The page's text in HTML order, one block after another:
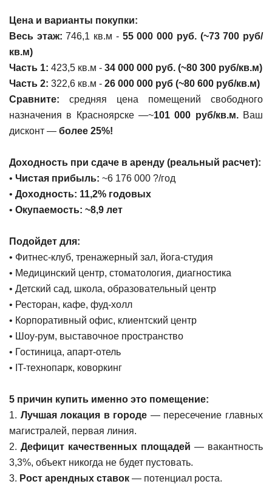
Цена и варианты покупки:
Весь этаж: 746,1 кв.м - 55 000 000 руб. (~73 700 руб/
кв.м)
Часть 1: 423,5 кв.м - 34 000 000 руб. (~80 300 руб/кв.м)
Часть 2: 322,6 кв.м - 26 000 000 руб (~80 600 руб/кв.м)
Сравните: средняя цена помещений свободного
назначения в Красноярске —~101 000 руб/кв.м.Ваш
дисконт — более 25%!
Доходность при сдаче в аренду (реальный расчет):
• Чистая прибыль: ~6 176 000 ?/год
• Доходность: 11,2% годовых
• Окупаемость: ~8,9 лет
Подойдет для:
• Фитнес-клуб, тренажерный зал, йога-студия
• Медицинский центр, стоматология, диагностика
• Детский сад, школа, образовательный центр
• Ресторан, кафе, фуд-холл
• Корпоративный офис, клиентский центр
• Шоу-рум, выставочное пространство
• Гостиница, апарт-отель
• IT-технопарк, коворкинг
5 причин купить именно это помещение:
1. Лучшая локация в городе — пересечение главных
магистралей, первая линия.
2. Дефицит качественных площадей — вакантность
3,3%, объект никогда не будет пустовать.
3. Рост арендных ставок — потенциал роста.